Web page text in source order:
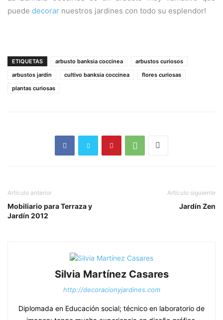
puede decorar nuestros jardines con todo su esplendor!
ETIQUETAS arbusto banksia coccinea
arbustos curiosos
arbustos jardin
cultivo banksia coccinea
flores curiosas
plantas curiosas
Artículo anterior
Mobiliario para Terraza y
Jardín 2012
Artículo siguiente
Jardín Zen
Silvia Martínez Casares
http://decoracionyjardines.com
Diplomada en Educación social; técnico en laboratorio de